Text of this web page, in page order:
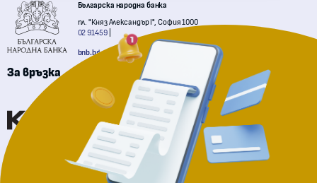
Българска народна банка
пл. "Княз Александър I", София 1000
02 91459
bnb.bg
За връзка
Комисия за финансов надзор
Национална агенция за приходите